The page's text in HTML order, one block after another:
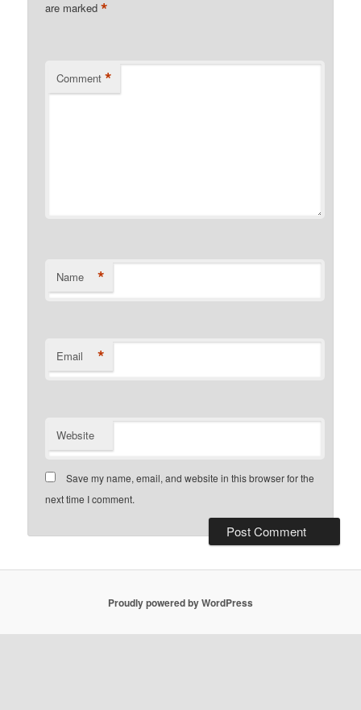
are marked*
Comment *
Name *
Email *
Website
Save my name, email, and website in this browser for the
next time I comment.
Proudly powered by WordPress